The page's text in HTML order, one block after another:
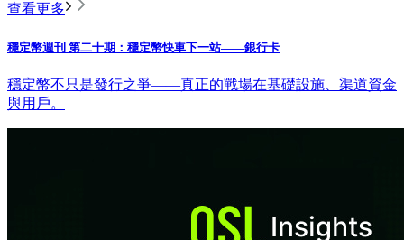
查看更多
穩定幣週刊 第二十期：穩定幣快車下一站——銀行卡
穩定幣不只是發行之爭——真正的戰場在基礎設施、渠道資金
與用戶。